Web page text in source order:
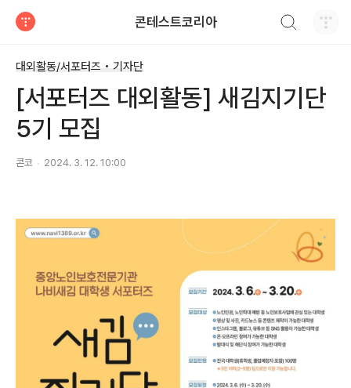
콘테스트코리아
대외활동/서포터즈 • 기자단
[서포터즈 대외활동] 새김지기단
5기 모집
콘코 2024. 3. 12. 10:00